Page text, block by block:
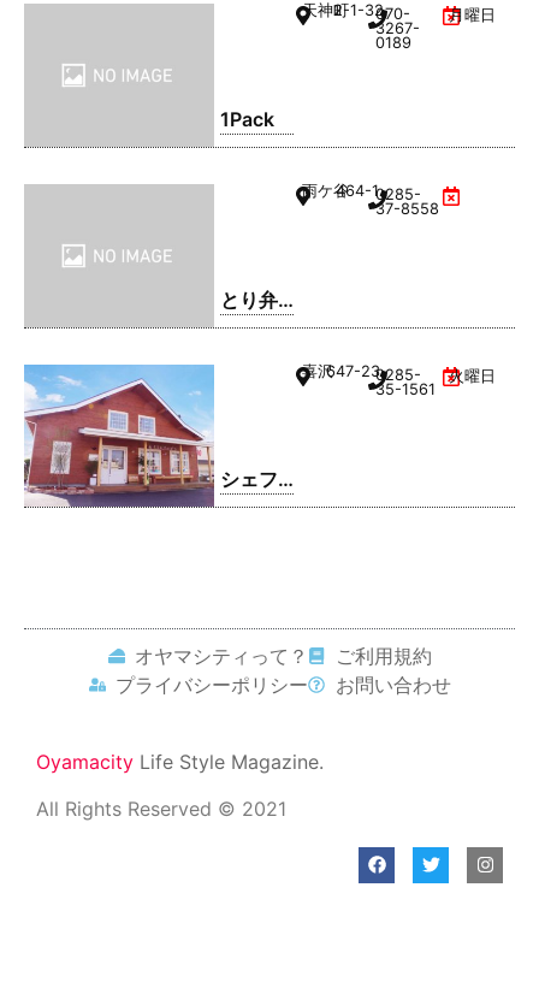
1Pack
天神町2-1-32070-
3267-
0189
月曜日
とり弁
鶏 小山
雨ケ谷464-10285-
37-8558
シェフ
レ
喜沢647-230285-
35-1561
火曜日
オヤマシティって？
ご利用規約
プライバシーポリシー
お問い合わせ
Oyamacity Life Style Magazine.
All Rights Reserved © 2021